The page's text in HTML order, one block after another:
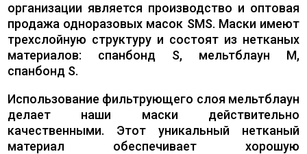
организации является производство и оптовая
продажа одноразовых масок SMS. Маски имеют
трехслойную структуру и состоят из нетканых
материалов: спанбонд S, мельтблаун M,
спанбонд S.
Использование фильтрующего слоя мельтблаун
делает наши маски действительно
качественными. Этот уникальный нетканый
материал обеспечивает хорошую